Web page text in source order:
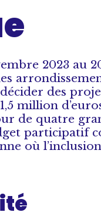
2023 au
des
million
de quatre
participatif
où